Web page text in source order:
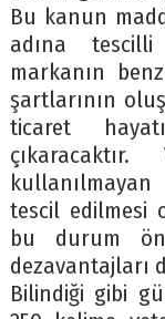
Bu kanun
adına
markanın
şartlarının
ticaret
tescil edilmesi
bu durum
dezavantajları
Bilindiği gibi